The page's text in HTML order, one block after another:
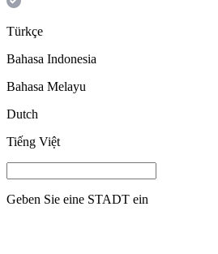
Türkçe
Bahasa Indonesia
Bahasa Melayu
Dutch
Tiếng Việt
Geben Sie eine STADT ein